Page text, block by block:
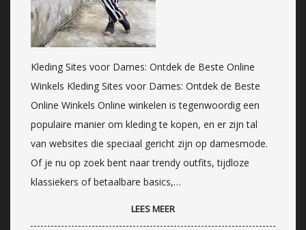
Kleding Sites voor Dames: Ontdek de Beste Online
Winkels Kleding Sites voor Dames: Ontdek de Beste
Online Winkels Online winkelen is tegenwoordig een
populaire manier om kleding te kopen, en er zijn tal
van websites die speciaal gericht zijn op damesmode.
Of je nu op zoek bent naar trendy outfits, tijdloze
klassiekers of betaalbare basics,…
LEES MEER